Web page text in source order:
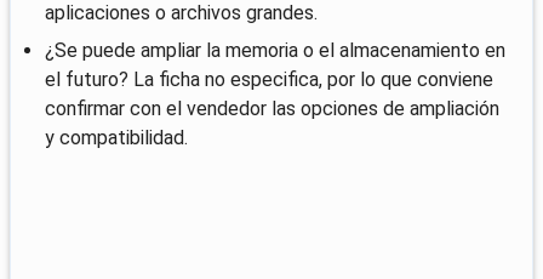
aplicaciones o archivos grandes.
¿Se puede ampliar la memoria o el almacenamiento en
el futuro? La ficha no especifica, por lo que conviene
confirmar con el vendedor las opciones de ampliación
y compatibilidad.